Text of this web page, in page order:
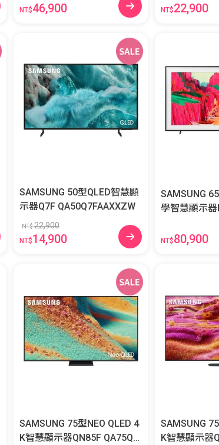
NT$46,900 NT$22,900
SAMSUNG 50型QLED智慧顯
示器Q7F QA50Q7FAAXXZW
NT$22,900
NT$14,900
SAMSUNG
學智慧顯示器
NT$80,900
SAMSUNG 75型NEO QLED 4
K智慧顯示器QN85F QA75QN
SAMSUNG
K智慧顯示器QN90F